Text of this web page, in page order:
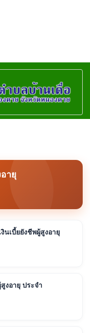
ายุ
นเบี้ยยังชีพผู้สูงอายุ
งอายุ ประจำ